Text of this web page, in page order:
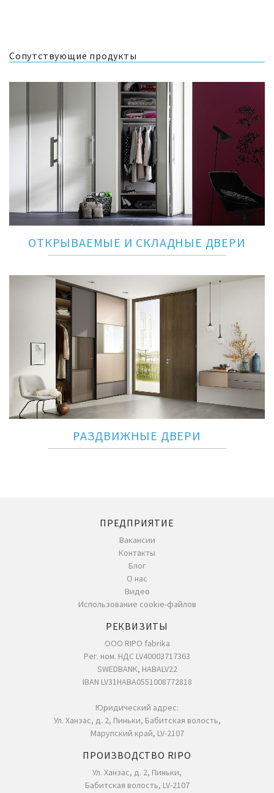
Сопутствующие продукты
ОТКРЫВАЕМЫЕ И СКЛАДНЫЕ ДВЕРИ
РАЗДВИЖНЫЕ ДВЕРИ
ПРЕДПРИЯТИЕ
Вакансии
Контакты
Блог
О нас
Видео
Использование cookie-файлов
РЕКВИЗИТЫ
ООО RIPO fabrika
Рег. ном. НДС LV40003717363
SWEDBANK, HABALV22
IBAN LV31HABA0551008772818
Юридический адрес:
Ул. Ханзас, д. 2, Пиньки, Бабитская волость,
Марупский край, LV-2107
ПРОИЗВОДСТВО RIPO
Ул. Ханзас, д. 2, Пиньки,
Бабитская волость, LV-2107